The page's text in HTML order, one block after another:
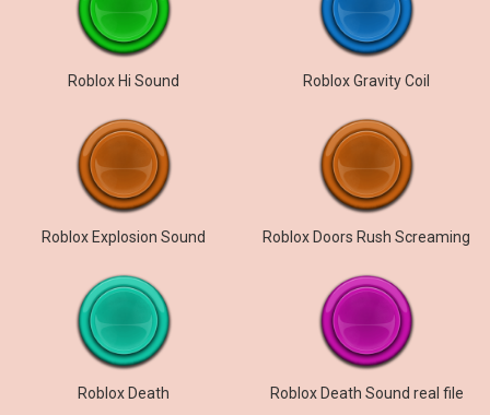
Roblox Hi Sound Roblox Gravity Coil
Roblox Explosion Sound Roblox Doors Rush Screaming
Roblox Death Roblox Death Sound real file